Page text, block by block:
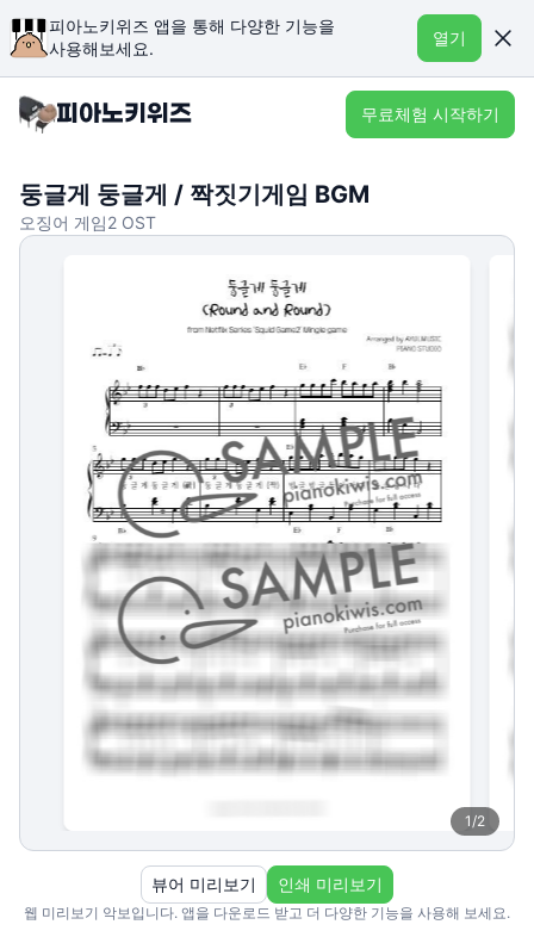
피아노키위즈 앱을 통해 다양한 기능을
사용해보세요.
열기
무료체험 시작하기
둥글게 둥글게 / 짝짓기게임 BGM
오징어 게임2 OST
1/2
웹 미리보기 악보입니다. 앱을 다운로드 받고 더 다양한 기능을 사용해 보세요.
뷰어 미리보기 인쇄 미리보기